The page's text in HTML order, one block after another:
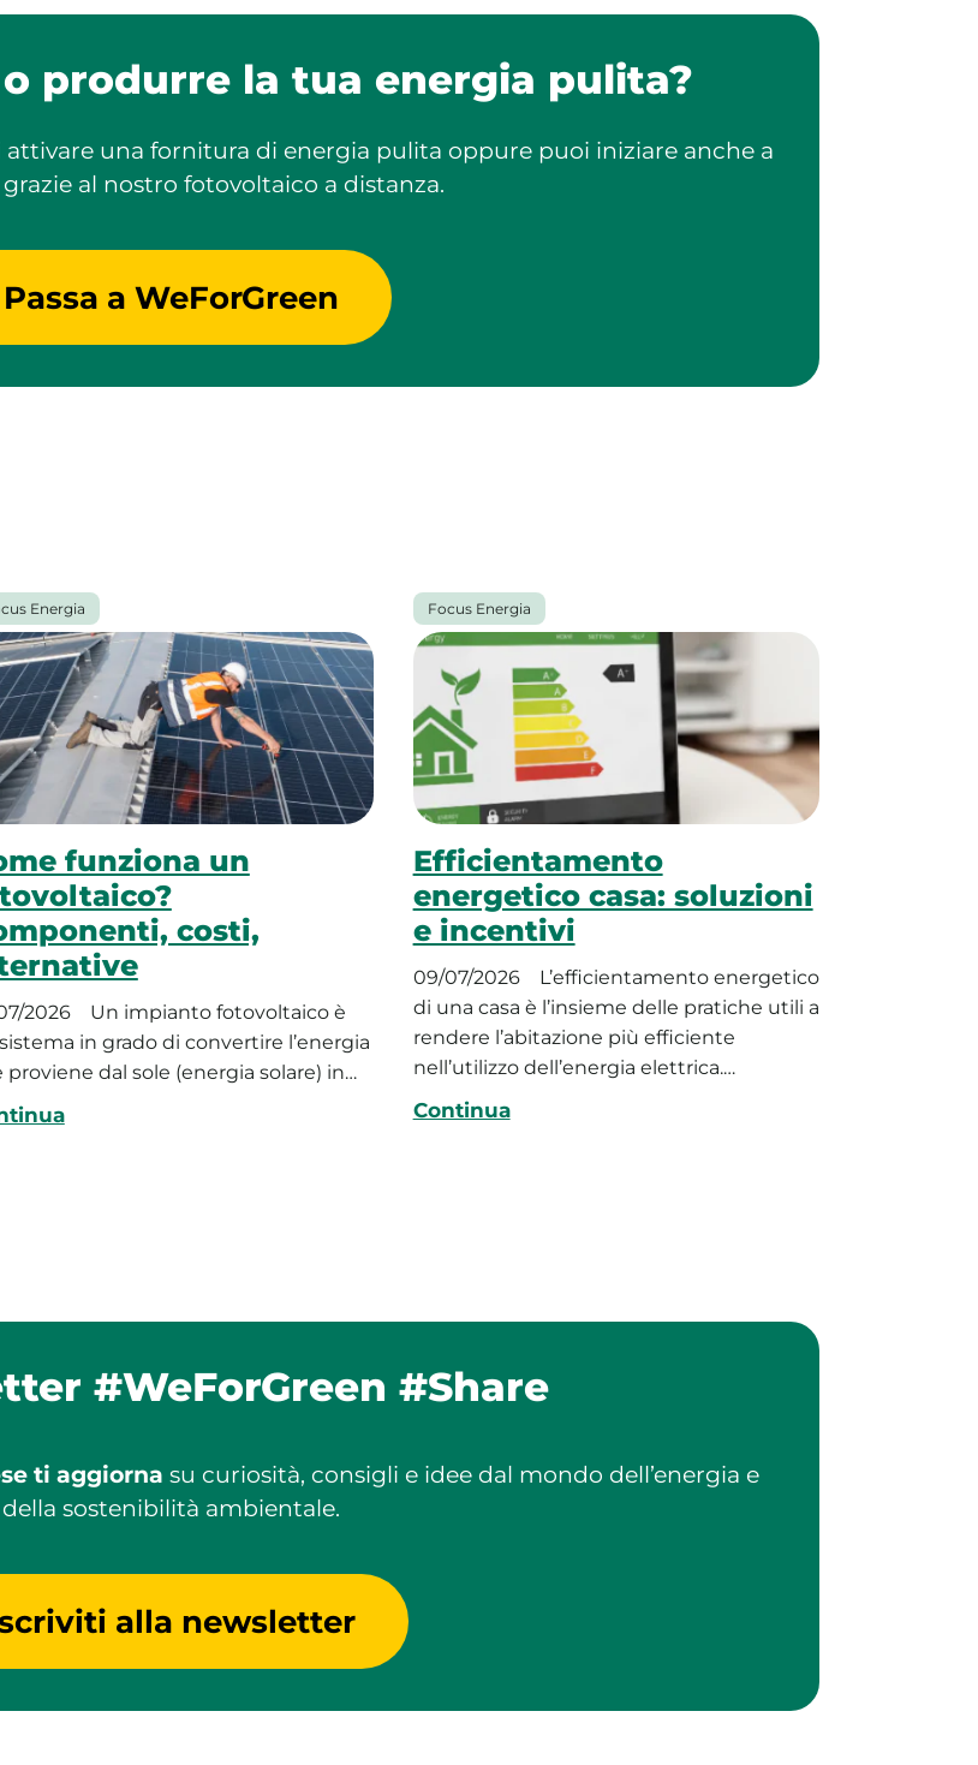
produrre la tua energia pulita?
attivare una fornitura di energia pulita oppure puoi iniziare anche a
al nostro fotovoltaico a distanza.
Passa a WeForGreen
Energia
funziona un
costi,
2026
Un impianto fotovoltaico è
in grado di convertire l’energia
proviene dal sole (energia solare) in…
Focus Energia
Efficientamento
energetico casa: soluzioni
e incentivi
09/07/2026
L’efficientamento energetico
di una casa è l’insieme delle pratiche utili a
rendere l’abitazione più efficiente
nell’utilizzo dell’energia elettrica.…
Continua
#WeForGreen #Share
ti aggiorna su curiosità, consigli e idee dal mondo dell’energia e
della sostenibilità ambientale.
alla newsletter